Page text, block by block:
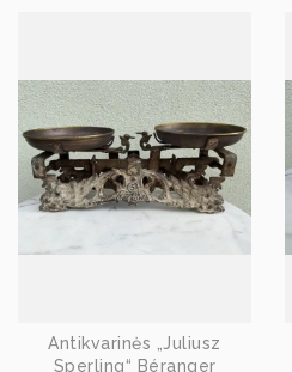
Antikvarinės „Juliusz
Sperling“ Béranger